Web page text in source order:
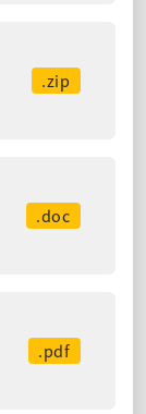
.zip
.doc
.pdf